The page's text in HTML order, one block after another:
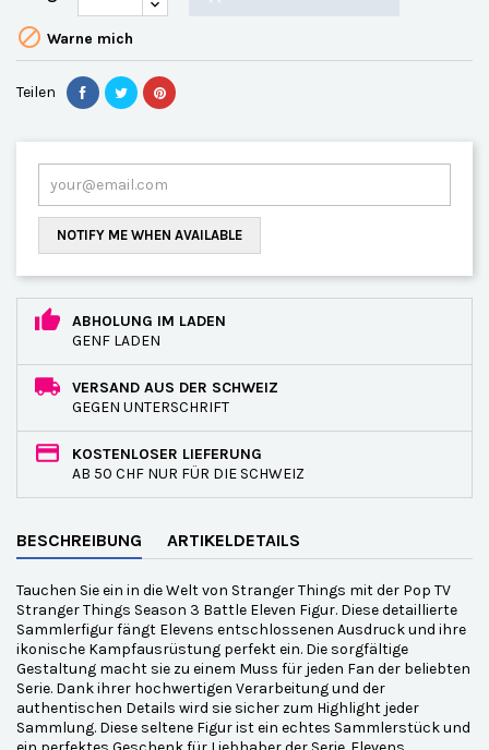
 Warne mich
Teilen
NOTIFY ME WHEN AVAILABLE
ABHOLUNG IM LADEN
GENF LADEN
VERSAND AUS DER SCHWEIZ
GEGEN UNTERSCHRIFT
KOSTENLOSER LIEFERUNG
AB 50 CHF NUR FÜR DIE SCHWEIZ
BESCHREIBUNG ARTIKELDETAILS
Tauchen Sie ein in die Welt von Stranger Things mit der Pop TV
Stranger Things Season 3 Battle Eleven Figur. Diese detaillierte
Sammlerfigur fängt Elevens entschlossenen Ausdruck und ihre
ikonische Kampfausrüstung perfekt ein. Die sorgfältige
Gestaltung macht sie zu einem Muss für jeden Fan der beliebten
Serie. Dank ihrer hochwertigen Verarbeitung und der
authentischen Details wird sie sicher zum Highlight jeder
Sammlung. Diese seltene Figur ist ein echtes Sammlerstück und